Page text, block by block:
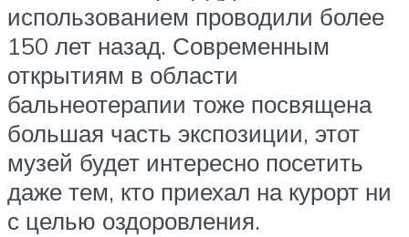
использованием проводили более
150 лет назад. Современным
открытиям в области
бальнеотерапии тоже посвящена
большая часть экспозиции, этот
музей будет интересно посетить
даже тем, кто приехал на курорт ни
с целью оздоровления.